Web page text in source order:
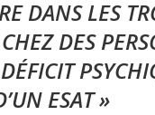
DANS LES
DES
ESAT »